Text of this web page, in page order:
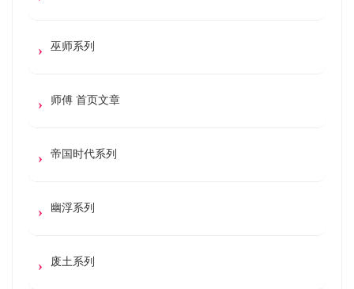
巫师系列
师傅 首页文章
帝国时代系列
幽浮系列
废土系列